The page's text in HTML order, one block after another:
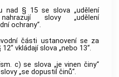
nad § 15 se slova „udělení
slovy „udělení
ochrany“.
části ustanovení se za
vkládají slova „nebo 13“.
c) se slova „je vinen činy“
„se dopustil činů“.